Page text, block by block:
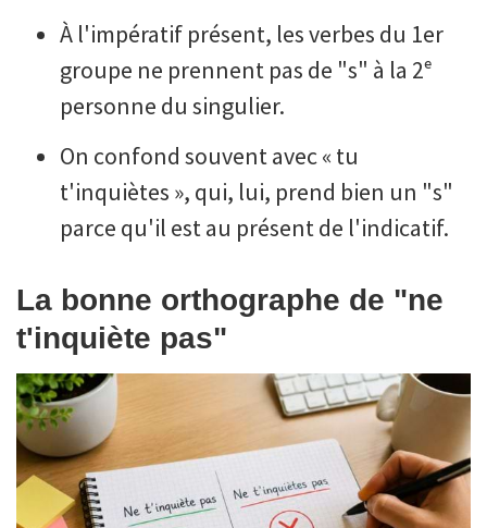
À l'impératif présent, les verbes du 1er
groupe ne prennent pas de "s" à la 2ᵉ
personne du singulier.
On confond souvent avec « tu
t'inquiètes », qui, lui, prend bien un "s"
parce qu'il est au présent de l'indicatif.
La bonne orthographe de "ne
t'inquiète pas"